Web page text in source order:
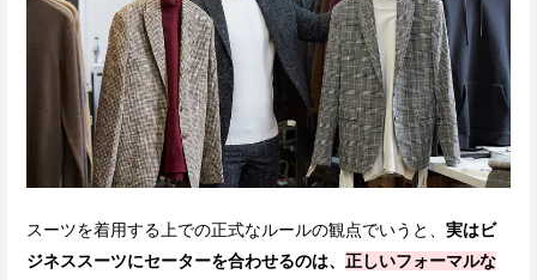
スーツを着用する上での正式なルールの観点でいうと、 実はビ
ジネススーツにセーターを合わせるのは、 正しいフォーマルな